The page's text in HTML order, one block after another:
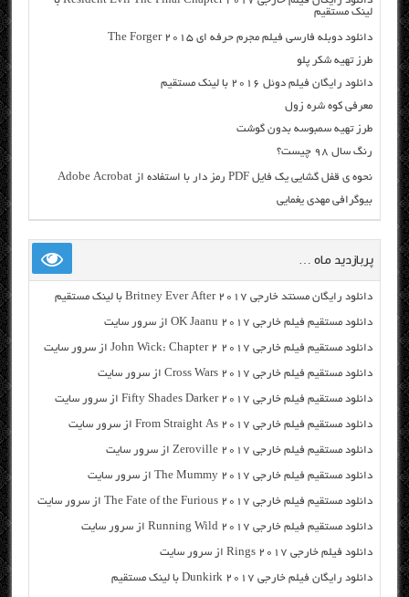
لینک مستقیم
دانلود دوبله فارسی فیلم مجرم حرفه ای The Forger 2015
طرز تهیه شکر پلو
دانلود رایگان فیلم دوئل ۲۰۱۶ با لینک مستقیم
معرفی کوه شره زول
طرز تهیه سمبوسه بدون گوشت
رنگ سال ۹۸ چیست؟
نحوه ی قفل گشایی یک فایل PDF رمز دار با استفاده از Adobe Acrobat
بیوگرافی مهدی یغمایی
پربازدید ماه …
دانلود رایگان مسنتد خارجی Britney Ever After 2017 با لینک مستقیم
دانلود مستقیم فیلم خارجی OK Jaanu 2017 از سرور سایت
دانلود مستقیم فیلم خارجی John Wick: Chapter 2 2017 از سرور سایت
دانلود مستقیم فیلم خارجی Cross Wars 2017 از سرور سایت
دانلود مستقیم فیلم خارجی Fifty Shades Darker 2017 از سرور سایت
دانلود مستقیم فیلم خارجی From Straight As 2017 از سرور سایت
دانلود مستقیم فیلم خارجی Zeroville 2017 از سرور سایت
دانلود مستقیم فیلم خارجی The Mummy 2017 از سرور سایت
دانلود مستقیم فیلم خارجی The Fate of the Furious 2017 از سرور سایت
دانلود مستقیم فیلم خارجی Running Wild 2017 از سرور سایت
دانلود فیلم خارجی Rings 2017 از سرور سایت
دانلود رایگان فیلم خارجی Dunkirk 2017 با لینک مستقیم